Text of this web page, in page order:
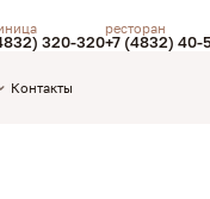
320-320
ресторан
+7 (4832) 40-
Контакты